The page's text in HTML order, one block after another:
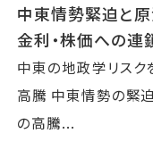
中東情勢緊迫と
金利・株価への連
中東の地政学リス
高騰 中東情勢の緊
の高騰...